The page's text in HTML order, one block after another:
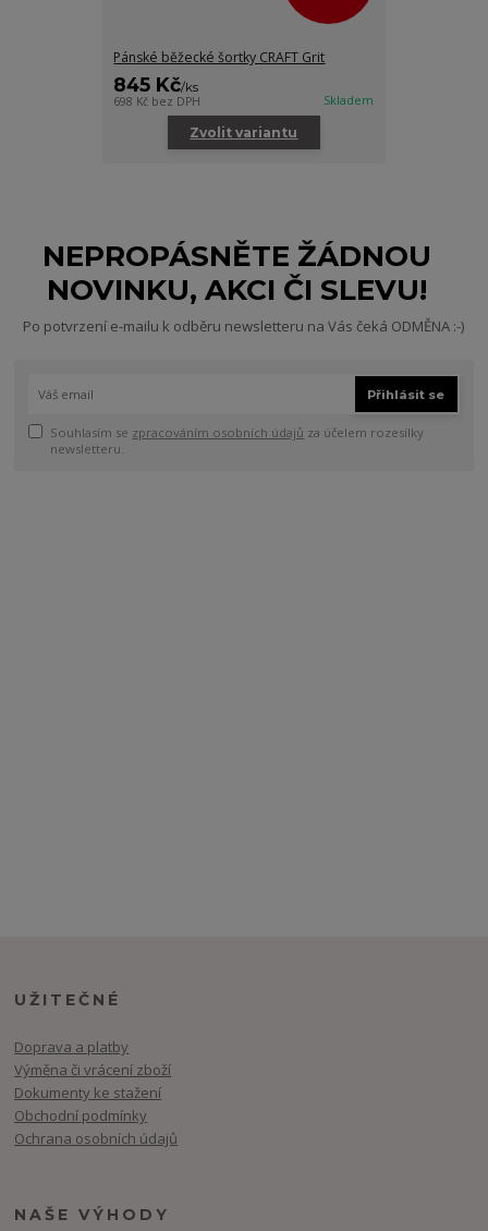
Pánské běžecké šortky CRAFT Grit
845 Kč/ks
698 Kč bez DPH Skladem
Zvolit variantu
NEPROPÁSNĚTE ŽÁDNOU
NOVINKU, AKCI ČI SLEVU!
Po potvrzení e-mailu k odběru newsletteru na Vás čeká ODMĚNA :-)
Přihlásit se
Souhlasím se zpracováním osobních údajů za účelem rozesílky
newsletteru.
UŽITEČNÉ
Doprava a platby
Výměna či vrácení zboží
Dokumenty ke stažení
Obchodní podmínky
Ochrana osobních údajů
NAŠE VÝHODY